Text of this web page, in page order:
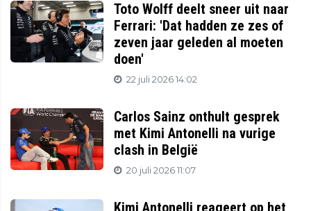
Toto Wolff deelt sneer uit naar
Ferrari: 'Dat hadden ze zes of
zeven jaar geleden al moeten
doen'
22 juli 2026 14:02
Carlos Sainz onthult gesprek
met Kimi Antonelli na vurige
clash in België
20 juli 2026 11:07
Kimi Antonelli reageert op het